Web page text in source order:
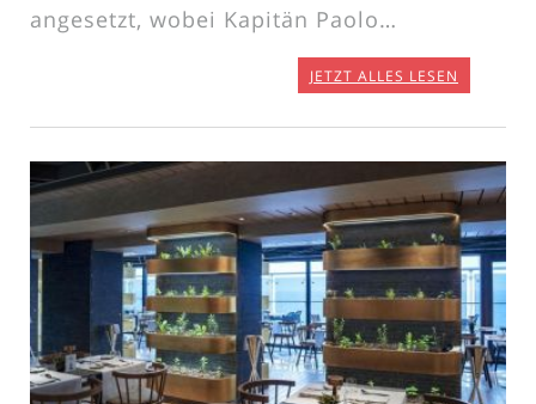
angesetzt, wobei Kapitän Paolo…
JETZT ALLES LESEN